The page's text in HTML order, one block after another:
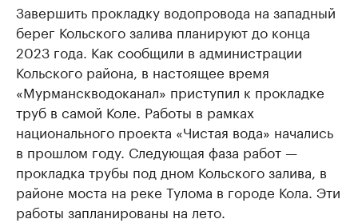
Завершить прокладку водопровода на западный
берег Кольского залива планируют до конца
2023 года. Как сообщили в администрации
Кольского района, в настоящее время
«Мурманскводоканал» приступил к прокладке
труб в самой Коле. Работы в рамках
национального проекта «Чистая вода» начались
в прошлом году. Следующая фаза работ —
прокладка трубы под дном Кольского залива, в
районе моста на реке Тулома в городе Кола. Эти
работы запланированы на лето.